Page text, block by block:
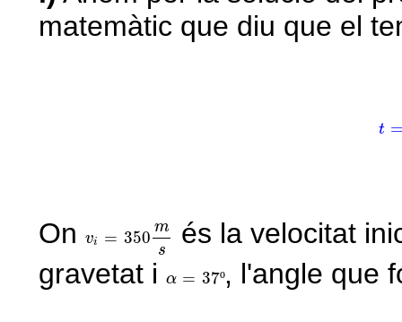
matemàtic que diu que el
t
On vi = 350
m
s
s
és la velocitat
gravetat i
α = 37º
37º , l'angle que